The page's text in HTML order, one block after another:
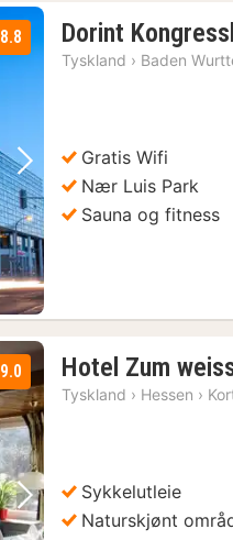
Neste bilde
8.8 Dorint
Tyskland › Baden
Gratis Wifi
Nær Luis Park
Sauna og fitness
Neste bilde
9.0 Hotel Zum
Tyskland › Hessen ›
Sykkelutleie
Naturskjønt